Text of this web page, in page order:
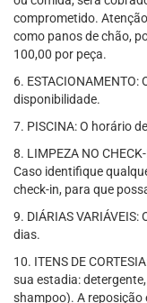
comprometido.
como panos de chão,
100,00 por peça.
6.
disponibilidade.
7. PISCINA: O horário
8. LIMPEZA NO
Caso identifique
check-in, para que
9. DIÁRIAS
dias.
10. ITENS DE
sua estadia:
shampoo). A reposição